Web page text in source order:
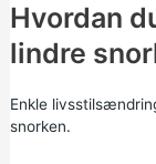
Hvordan
lindre
Enkle
snorken.